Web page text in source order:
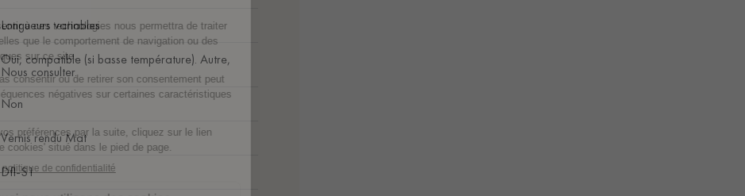
Longueurs variables
Oui, compatible (si basse température). Autre,
Nous consulter.
Non
Vernis rendu Mat
Dfl-S1